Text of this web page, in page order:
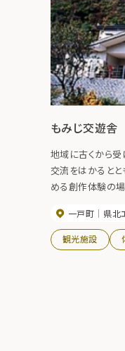
もみじ交遊舎
地域に古くから
交流をはかると
める創作体験の場
の体験ができる
一戸町 県北
観光施設